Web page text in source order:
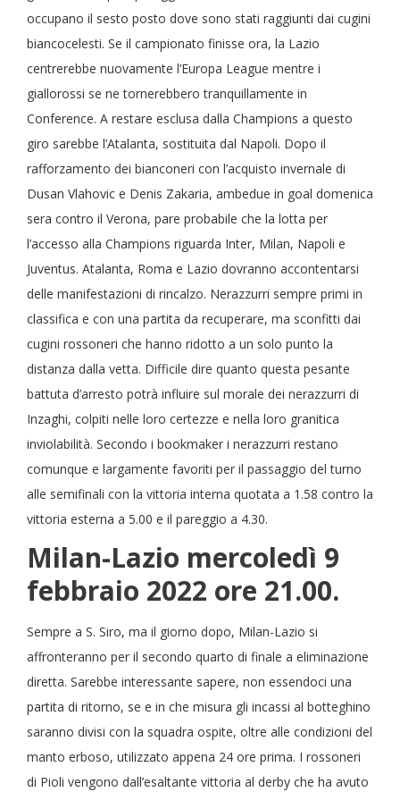
occupano il sesto posto dove sono stati raggiunti dai cugini
biancocelesti. Se il campionato finisse ora, la Lazio
centrerebbe nuovamente l’Europa League mentre i
giallorossi se ne tornerebbero tranquillamente in
Conference. A restare esclusa dalla Champions a questo
giro sarebbe l’Atalanta, sostituita dal Napoli. Dopo il
rafforzamento dei bianconeri con l’acquisto invernale di
Dusan Vlahovic e Denis Zakaria, ambedue in goal domenica
sera contro il Verona, pare probabile che la lotta per
l’accesso alla Champions riguarda Inter, Milan, Napoli e
Juventus. Atalanta, Roma e Lazio dovranno accontentarsi
delle manifestazioni di rincalzo. Nerazzurri sempre primi in
classifica e con una partita da recuperare, ma sconfitti dai
cugini rossoneri che hanno ridotto a un solo punto la
distanza dalla vetta. Difficile dire quanto questa pesante
battuta d’arresto potrà influire sul morale dei nerazzurri di
Inzaghi, colpiti nelle loro certezze e nella loro granitica
inviolabilità. Secondo i bookmaker i nerazzurri restano
comunque e largamente favoriti per il passaggio del turno
alle semifinali con la vittoria interna quotata a 1.58 contro la
vittoria esterna a 5.00 e il pareggio a 4.30.
Milan-Lazio mercoledì 9
febbraio 2022 ore 21.00.
Sempre a S. Siro, ma il giorno dopo, Milan-Lazio si
affronteranno per il secondo quarto di finale a eliminazione
diretta. Sarebbe interessante sapere, non essendoci una
partita di ritorno, se e in che misura gli incassi al botteghino
saranno divisi con la squadra ospite, oltre alle condizioni del
manto erboso, utilizzato appena 24 ore prima. I rossoneri
di Pioli vengono dall’esaltante vittoria al derby che ha avuto